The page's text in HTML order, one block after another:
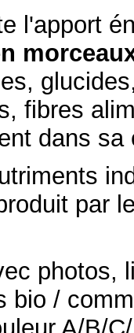
l'apport
fibres
dans sa
par
photos,
bio /